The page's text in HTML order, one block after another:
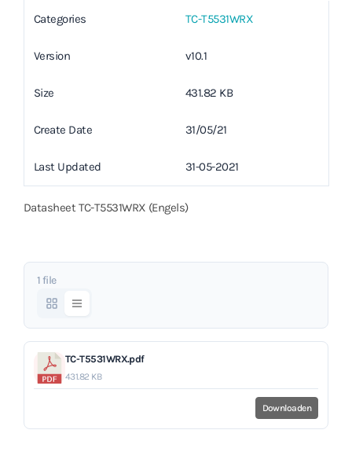
Categories TC-T5531WRX
Version v10.1
Size 431.82 KB
Create Date 31/05/21
Last Updated 31-05-2021
Datasheet TC-T5531WRX (Engels)
1 file
TC-T5531WRX.pdf
431.82 KB
Downloaden